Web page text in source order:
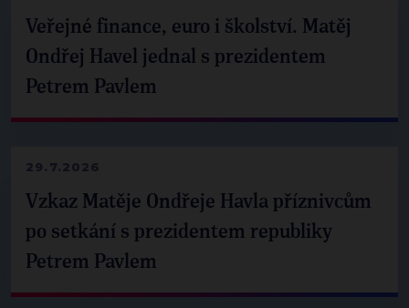
Veřejné finance, euro i školství. Matěj
Ondřej Havel jednal s prezidentem
Petrem Pavlem
29.7.2026
Vzkaz Matěje Ondřeje Havla příznivcům
po setkání s prezidentem republiky
Petrem Pavlem